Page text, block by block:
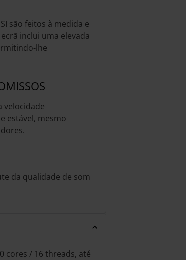
são feitos à medida e
inclui uma elevada
lhe
velocidade
estável, mesmo
da qualidade de som
cores / 16 threads, até